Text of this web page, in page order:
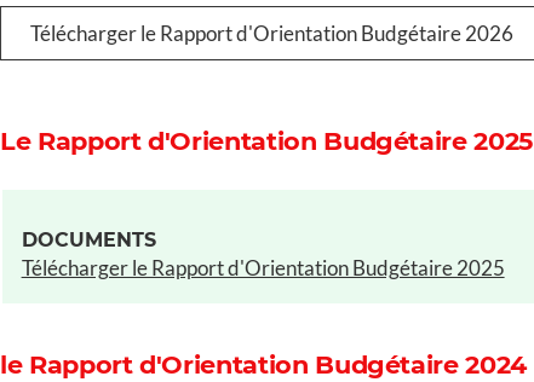
Télécharger le Rapport d'Orientation Budgétaire 2026
Le Rapport d'Orientation Budgétaire 2025
DOCUMENTS
Télécharger le Rapport d'Orientation Budgétaire 2025
le Rapport d'Orientation Budgétaire 2024